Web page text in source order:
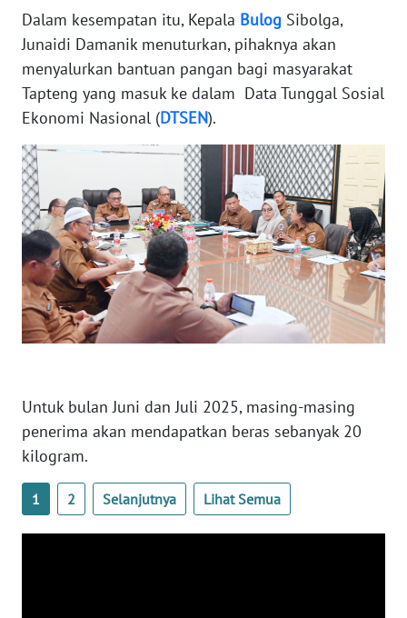
Dalam kesempatan itu, Kepala Bulog Sibolga,
Junaidi Damanik menuturkan, pihaknya akan
menyalurkan bantuan pangan bagi masyarakat
Tapteng yang masuk ke dalam Data Tunggal Sosial
Ekonomi Nasional (DTSEN).
Untuk bulan Juni dan Juli 2025, masing-masing
penerima akan mendapatkan beras sebanyak 20
kilogram.
1 2 Selanjutnya Lihat Semua
NTB
WN
SULTENG
SULBAR
WN
BABEL
WN
SUMBAR
SUMSEL
WN
BENGKULU